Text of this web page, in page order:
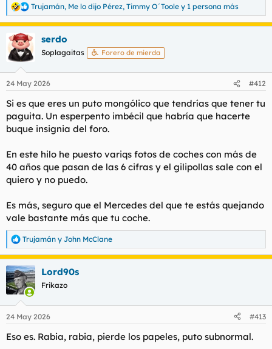
R
e
a
c
c
i
e
s
:
Trujamán, Me lo dijo Pérez, Timmy O´Toole y 1 persona más
serdo
Soplagaitas Forero de mierda
24 May 2026 #412
Si es que eres un puto mongólico que tendrías que tener tu
paguita. Un esperpento imbécil que habría que hacerte
buque insignia del foro.
En este hilo he puesto variqs fotos de coches con más de
40 años que pasan de las 6 cifras y el gilipollas sale con el
quiero y no puedo.
Es más, seguro que el Mercedes del que te estás quejando
vale bastante más que tu coche.
R
e
a
c
c
i
e
:
Trujamán y John McClane
Lord90s
Frikazo
24 May 2026 #413
Eso es. Rabia, rabia, pierde los papeles, puto subnormal.